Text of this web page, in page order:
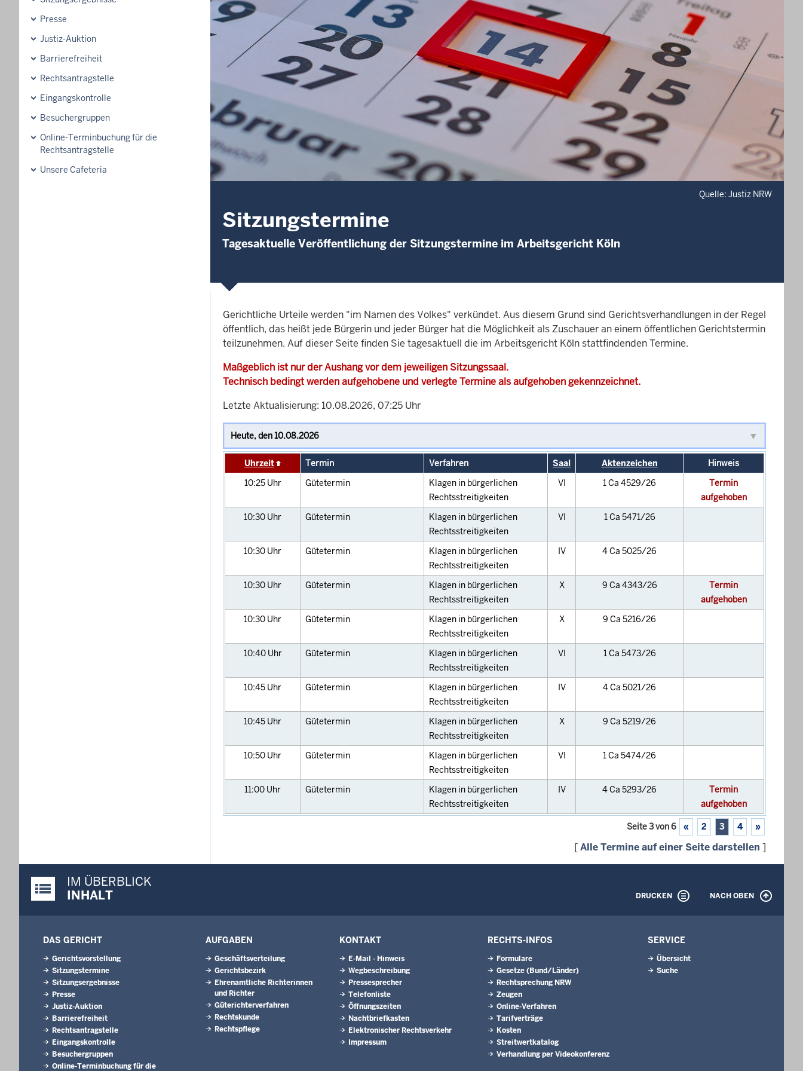
Presse
Justiz-Auktion
Barrierefreiheit
Rechtsantragstelle
Eingangskontrolle
Besuchergruppen
Online-Terminbuchung für die
Rechtsantragstelle
Unsere Cafeteria
Quelle: Justiz NRW
Sitzungstermine
Tagesaktuelle Veröffentlichung der Sitzungstermine im Arbeitsgericht Köln
Gerichtliche Urteile werden "im Namen des Volkes" verkündet. Aus diesem Grund sind Gerichtsverhandlungen in der Regel
öffentlich, das heißt jede Bürgerin und jeder Bürger hat die Möglichkeit als Zuschauer an einem öffentlichen Gerichtstermin
teilzunehmen. Auf dieser Seite finden Sie tagesaktuell die im Arbeitsgericht Köln stattfindenden Termine.
Maßgeblich ist nur der Aushang vor dem jeweiligen Sitzungssaal.
Technisch bedingt werden aufgehobene und verlegte Termine als aufgehoben gekennzeichnet.
Letzte Aktualisierung: 10.08.2026, 07:25 Uhr
Uhrzeit Termin Verfahren Saal Aktenzeichen
Hinweis
10:25 Uhr Gütetermin
Klagen in bürgerlichen
Rechtsstreitigkeiten
VI 1 Ca 4529/26
Termin
aufgehoben
10:30 Uhr Gütetermin
Klagen in bürgerlichen
Rechtsstreitigkeiten
VI 1 Ca 5471/26
10:30 Uhr Gütetermin
Klagen in bürgerlichen
Rechtsstreitigkeiten
IV 4 Ca 5025/26
10:30 Uhr Gütetermin
Klagen in bürgerlichen
Rechtsstreitigkeiten
X 9 Ca 4343/26
Termin
aufgehoben
10:30 Uhr Gütetermin
Klagen in bürgerlichen
Rechtsstreitigkeiten
X 9 Ca 5216/26
10:40 Uhr Gütetermin
Klagen in bürgerlichen
Rechtsstreitigkeiten
VI 1 Ca 5473/26
10:45 Uhr Gütetermin
Klagen in bürgerlichen
Rechtsstreitigkeiten
IV 4 Ca 5021/26
10:45 Uhr Gütetermin
Klagen in bürgerlichen
Rechtsstreitigkeiten
X 9 Ca 5219/26
10:50 Uhr Gütetermin
Klagen in bürgerlichen
Rechtsstreitigkeiten
VI 1 Ca 5474/26
11:00 Uhr Gütetermin
Klagen in bürgerlichen
Rechtsstreitigkeiten
IV 4 Ca 5293/26
Termin
aufgehoben
Seite 3 von 6 « 2 3 4 »
[Alle Termine auf einer Seite darstellen ]
Justiz-Portal im Überblick:
IM ÜBERBLICK
INHALT
DRUCKEN NACH OBEN
DAS GERICHT
Gerichtsvorstellung
Sitzungstermine
Sitzungsergebnisse
Presse
Justiz-Auktion
Barrierefreiheit
Rechtsantragstelle
Eingangskontrolle
Besuchergruppen
Online-Terminbuchung für die
AUFGABEN
Geschäftsverteilung
Gerichtsbezirk
Ehrenamtliche Richterinnen
und Richter
Güterichterverfahren
Rechtskunde
Rechtspflege
KONTAKT
E-Mail - Hinweis
Wegbeschreibung
Pressesprecher
Telefonliste
Öffnungszeiten
Nachtbriefkasten
Elektronischer Rechtsverkehr
Impressum
RECHTS-INFOS
Formulare
Gesetze (Bund/Länder)
Rechtsprechung NRW
Zeugen
Online-Verfahren
Tarifverträge
Kosten
Streitwertkatalog
Verhandlung per Videokonferenz
SERVICE
Übersicht
Suche